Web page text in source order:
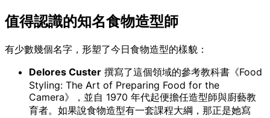
值得認識的知名食物造型師
有少數幾個名字，形塑了今日食物造型的樣貌：
Delores Custer 撰寫了這個領域的參考教科書《Food
Styling: The Art of Preparing Food for the
Camera》，並自 1970 年代起便擔任造型師與廚藝教
育者。如果說食物造型有一套課程大綱，那正是她寫